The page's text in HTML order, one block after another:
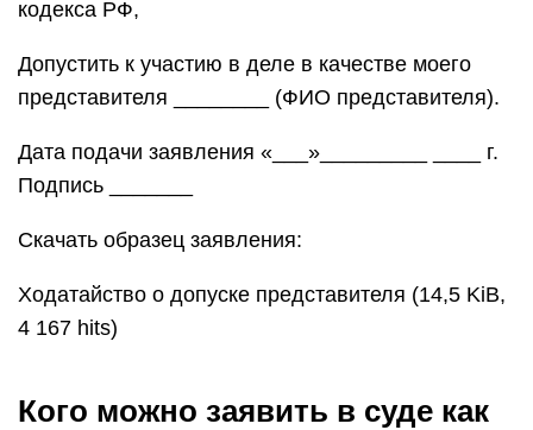
кодекса РФ,
Допустить к участию в деле в качестве моего
представителя ________ (ФИО представителя).
Дата подачи заявления «___»_________ ____ г.
Подпись _______
Скачать образец заявления:
Ходатайство о допуске представителя (14,5 KiB,
4 167 hits)
Кого можно заявить в суде как